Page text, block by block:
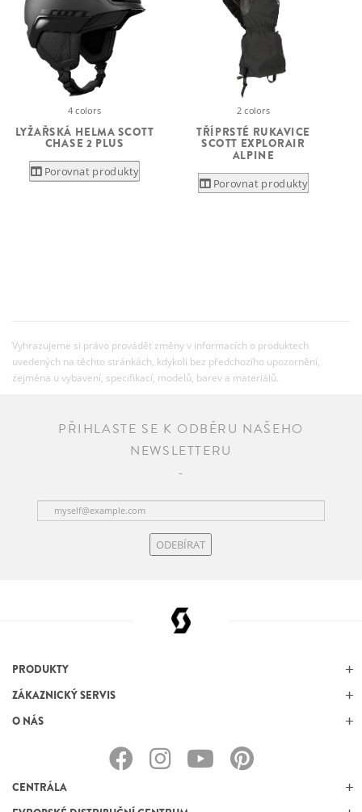
4 colors
LYŽAŘSKÁ HELMA SCOTT
CHASE 2 PLUS
Porovnat produkty
2 colors
TŘÍPRSTÉ RUKAVICE
SCOTT EXPLORAIR
ALPINE
Porovnat produkty
Vyhrazujeme si právo provádět změny v informacích o produktech
uvedených na těchto stránkách, kdykoli bez předchozího upozornění,
zejména u vybavení, specifikací, modelů, barev a materiálů.
PŘIHLASTE SE K ODBĚRU NAŠEHO
NEWSLETTERU
ODEBÍRAT
PRODUKTY
ZÁKAZNICKÝ SERVIS
O NÁS
CENTRÁLA